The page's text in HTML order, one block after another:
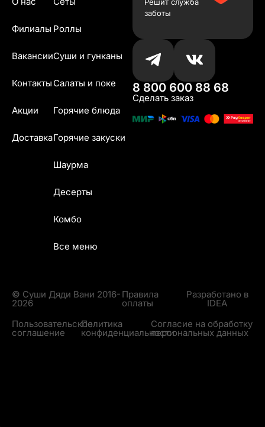
Филиалы
Вакансии
Контакты
Акции
Доставка
Роллы
Суши и гунканы
Салаты и поке
Горячие блюда
Горячие закуски
Шаурма
Десерты
Комбо
Все меню
заботы
8 800 600 88 68
Сделать заказ
© Суши Дяди Вани 2016-
2026
Правила
оплаты
Разработано в
IDEA
Пользовательское
соглашение
Политика
конфиденциальности
Согласие на обработку
персональных данных